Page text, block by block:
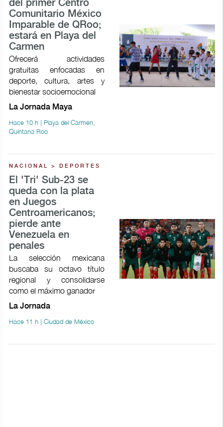
del primer Centro
Comunitario México
Imparable de QRoo;
estará en Playa del
Carmen
Ofrecerá actividades
gratuitas enfocadas en
deporte, cultura, artes y
bienestar socioemocional
La Jornada Maya
Hace 10 h | Playa del Carmen,
Quintana Roo
NACIONAL > DEPORTES
El 'Tri' Sub-23 se
queda con la plata
en Juegos
Centroamericanos;
pierde ante
Venezuela en
penales
La selección mexicana
buscaba su octavo título
regional y consolidarse
como el máximo ganador
La Jornada
Hace 11 h | Ciudad de México